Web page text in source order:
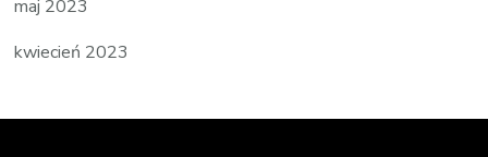
maj 2023
kwiecień 2023